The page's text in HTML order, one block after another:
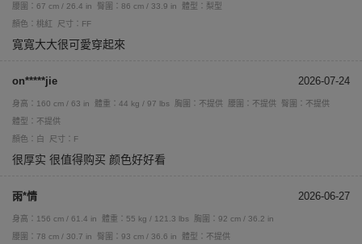
腰圍：67 cm / 26.4 in
臀圍：86 cm / 33.9 in
體型：梨型
顏色：桃紅
尺寸：FF
寬寬大大很可愛穿起來
on*****jie 2026-07-24
身高：160 cm / 63 in 體重：44 kg / 97 lbs 胸圍：不提供 腰圍：不提供
臀圍：不提供
體型：不提供
顏色：白
尺寸：F
很厚实 很值得购买 颜色好好看
雨*情 2026-06-27
身高：156 cm / 61.4 in 體重：55 kg / 121.3 lbs
胸圍：92 cm / 36.2 in
腰圍：78 cm / 30.7 in
臀圍：93 cm / 36.6 in
體型：不提供